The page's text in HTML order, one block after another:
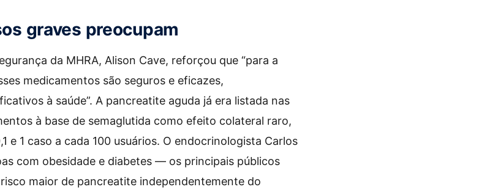
graves preocupam
da MHRA, Alison Cave, reforçou que “para a
medicamentos são seguros e eficazes,
à saúde”. A pancreatite aguda já era listada nas
à base de semaglutida como efeito colateral raro,
e 1 caso a cada 100 usuários. O endocrinologista Carlos
com obesidade e diabetes — os principais públicos
maior de pancreatite independentemente do